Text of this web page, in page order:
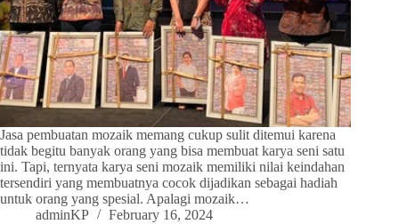
Jasa pembuatan mozaik memang cukup sulit ditemui karena
tidak begitu banyak orang yang bisa membuat karya seni satu
ini. Tapi, ternyata karya seni mozaik memiliki nilai keindahan
tersendiri yang membuatnya cocok dijadikan sebagai hadiah
untuk orang yang spesial. Apalagi mozaik…
adminKP
February 16, 2024